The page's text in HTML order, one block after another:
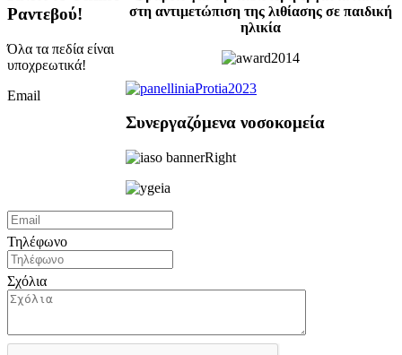
στη αντιμετώπιση της λιθίασης σε παιδική
ηλικία
Συνεργαζόμενα νοσοκομεία
Ραντεβού!
Όλα τα πεδία είναι
υποχρεωτικά!
Email
Τηλέφωνο
Σχόλια